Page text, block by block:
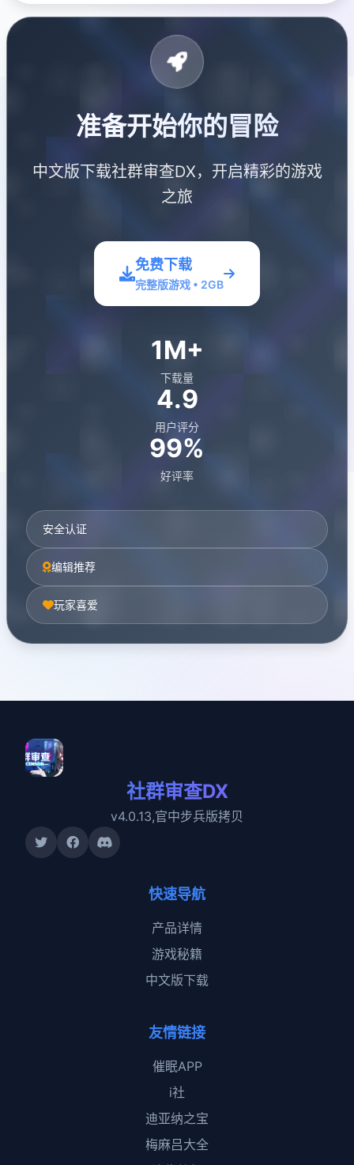
准备开始你的冒险
中文版下载社群审查DX，开启精彩的游戏
之旅
免费下载
完整版游戏 • 2GB
1M+
下载量
4.9
用户评分
99%
好评率
安全认证
编辑推荐
玩家喜爱
社群审查DX
v4.0.13,官中步兵版拷贝
快速导航
产品详情
游戏秘籍
中文版下载
友情链接
催眠APP
i社
迪亚纳之宝
梅麻吕大全